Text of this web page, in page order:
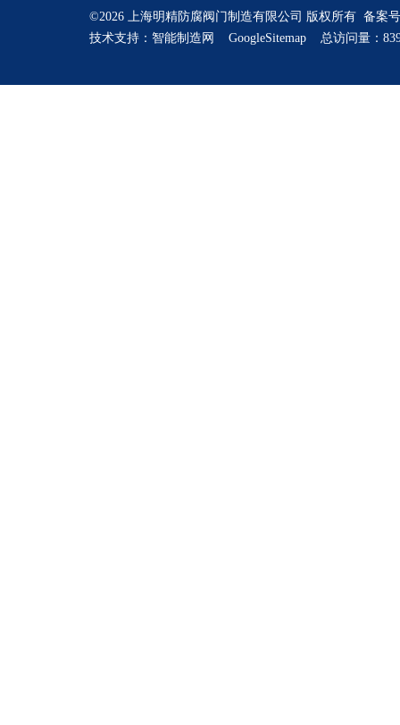
©2026 上海明精防腐阀门制造有限公司 版权所有 备案
技术支持： 智能制造网 GoogleSitemap 总访问量：